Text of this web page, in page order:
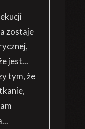
zostaje
jest...
tym, że